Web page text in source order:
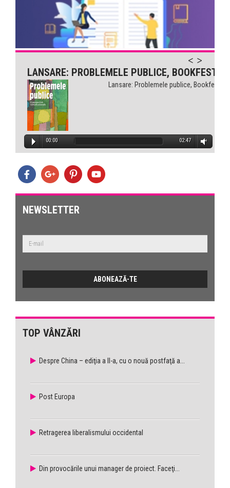
Comunicarea pentru sănătate...
LANSARE: PROBLEMELE PUBLICE, BOOKFEST
Lansare: Problemele publice, Bookfest
00:00 02:47
NEWSLETTER
TOP VÂNZĂRI
Despre China – ediţia a II-a, cu o nouă postfaţă a...
Post Europa
Retragerea liberalismului occidental
Din provocările unui manager de proiect. Faceţi...